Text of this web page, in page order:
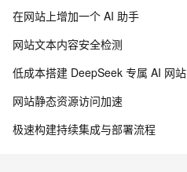
在网站上增加一个 AI 助手
网站文本内容安全检测
低成本搭建 DeepSeek 专属 AI 网站
网站静态资源访问加速
极速构建持续集成与部署流程